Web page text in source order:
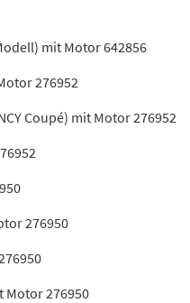
mit Motor 642856
276952
Coupé) mit Motor 276952
276950
Motor 276950